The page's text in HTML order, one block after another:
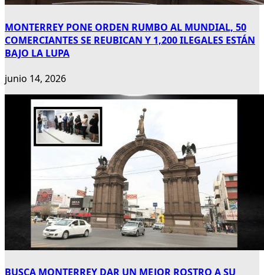
MONTERREY PONE ORDEN RUMBO AL MUNDIAL, 50
COMERCIANTES SE REUBICAN Y 1,200 ILEGALES ESTÁN
BAJO LA LUPA
junio 14, 2026
BUSCA MONTERREY DAR UN MEJOR ROSTRO A SU